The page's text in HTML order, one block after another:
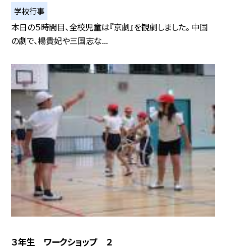
学校行事
本日の５時間目、全校児童は『京劇』を観劇しました。 中国
の劇で、楊貴妃や三国志な...
３年生 ワークショップ ２